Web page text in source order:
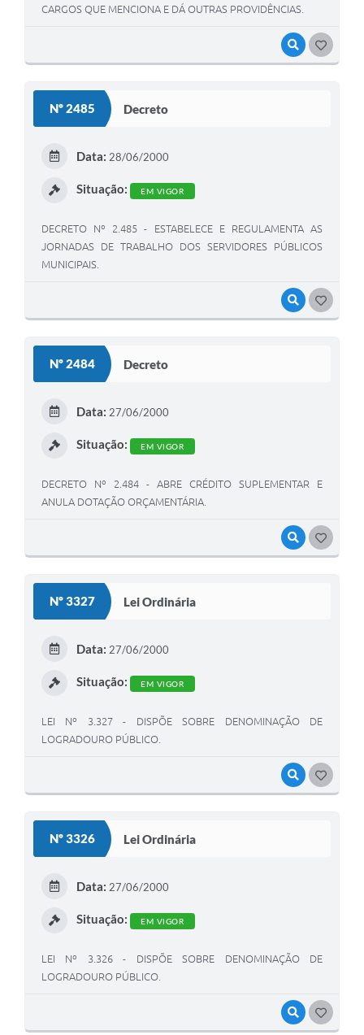
VISUALIZAR
CARGOS QUE MENCIONA E DÁ OUTRAS PROVIDÊNCIAS.
Nº 2485 Decreto
VISUALIZAR
Data: 28/06/2000
Situação: EM VIGOR
DECRETO Nº 2.485 - ESTABELECE E REGULAMENTA AS
JORNADAS DE TRABALHO DOS SERVIDORES PÚBLICOS
MUNICIPAIS.
Nº 2484 Decreto
VISUALIZAR
Data: 27/06/2000
Situação: EM VIGOR
DECRETO Nº 2.484 - ABRE CRÉDITO SUPLEMENTAR E
ANULA DOTAÇÃO ORÇAMENTÁRIA.
Nº 3327 Lei Ordinária
VISUALIZAR
Data: 27/06/2000
Situação: EM VIGOR
LEI Nº 3.327 - DISPÕE SOBRE DENOMINAÇÃO DE
LOGRADOURO PÚBLICO.
Nº 3326 Lei Ordinária
VISUALIZAR
Data: 27/06/2000
Situação: EM VIGOR
LEI Nº 3.326 - DISPÕE SOBRE DENOMINAÇÃO DE
LOGRADOURO PÚBLICO.